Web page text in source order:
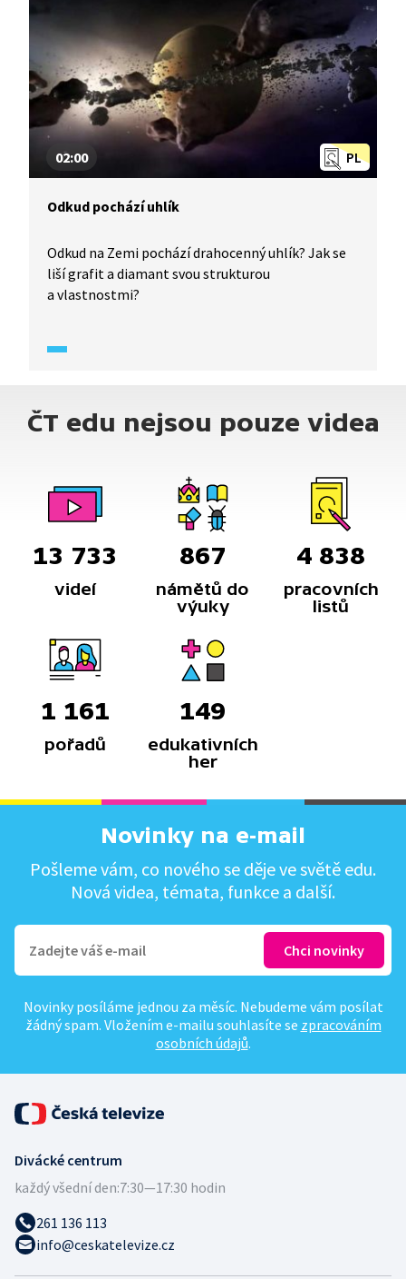
sám. Michael nás provede tímto uhlíkovým cyklem
a zopakuje některé klíčové experimenty, které
vedly k objevu CO2.
PL
02:00
Odkud pochází uhlík
Odkud na Zemi pochází drahocenný uhlík? Jak se
liší grafit a diamant svou strukturou
a vlastnostmi?
ČT edu nejsou pouze videa
13 733
videí
867
námětů do
výuky
4 838
pracovních
listů
1 161
pořadů
149
edukativních
her
Novinky na e-mail
Pošleme vám, co nového se děje ve světě edu.
Nová videa, témata, funkce a další.
Novinky posíláme jednou za měsíc. Nebudeme vám posílat
žádný spam. Vložením e-mailu souhlasíte se zpracováním
osobních údajů.